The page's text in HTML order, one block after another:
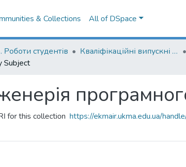
& Collections All of DSpace
Роботи студентів Кваліфікаційні випускні роботи здобувачів вищої освіти бакалаврських програм
Subject
for this collection https://ekmair.ukma.edu.ua/